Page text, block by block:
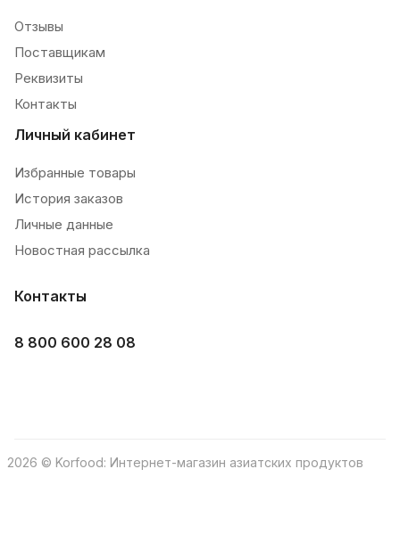
Отзывы
Поставщикам
Реквизиты
Контакты
Личный кабинет
Избранные товары
История заказов
Личные данные
Новостная рассылка
Контакты
8 800 600 28 08
2026 © Korfood: Интернет-магазин азиатских продуктов